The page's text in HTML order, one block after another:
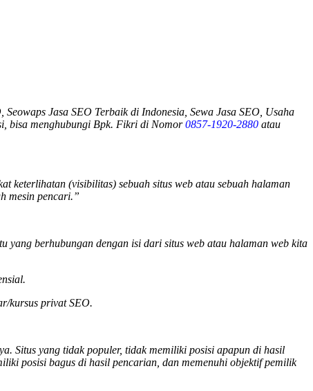
Jasa SEO Terbaik di Indonesia, Sewa Jasa SEO, Usaha
, bisa menghubungi Bpk. Fikri di Nomor0857-1920-2880 atau
keterlihatan (visibilitas) sebuah situs web atau sebuah halaman
mesin pencari.”
yang berhubungan dengan isi dari situs web atau halaman web kita
kursus privat SEO.
Situs yang tidak populer, tidak memiliki posisi apapun di hasil
posisi bagus di hasil pencarian, dan memenuhi objektif pemilik